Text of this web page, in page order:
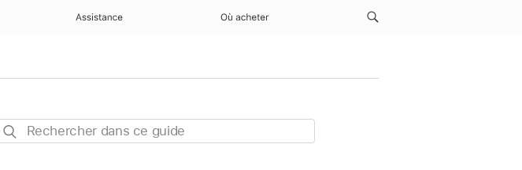
Assistance Où acheter
Rechercher